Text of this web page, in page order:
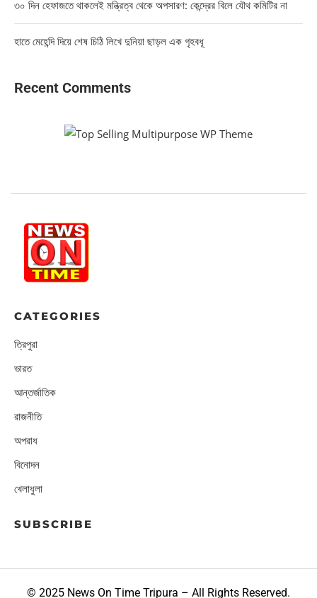
৩০ দিন হেফাজতে থাকলেই মন্ত্রিত্ব থেকে অপসারণ: কেন্দ্রের বিলে যৌথ কমিটির না
হাতে মেহেন্দি দিয়ে শেষ চিঠি লিখে দুনিয়া ছাড়ল এক গৃহবধূ
Recent Comments
CATEGORIES
ত্রিপুরা
ভারত
আন্তর্জাতিক
রাজনীতি
অপরাধ
বিনোদন
খেলাধুলা
SUBSCRIBE
© 2025 News On Time Tripura – All Rights Reserved.